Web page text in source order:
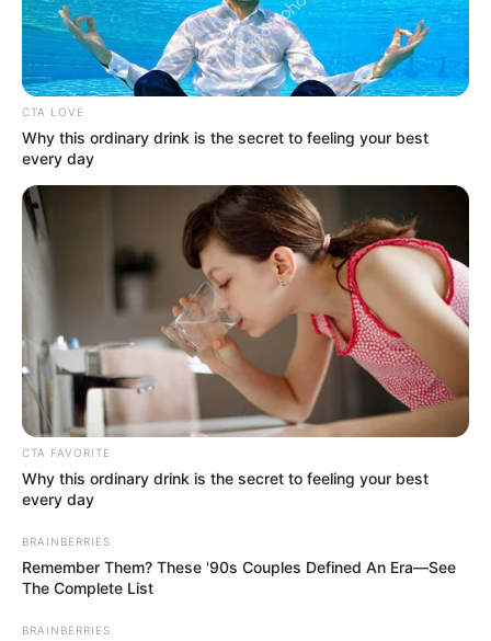
CTA LOVE
Why this ordinary drink is the secret to feeling your best
every day
CTA FAVORITE
Why this ordinary drink is the secret to feeling your best
every day
BRAINBERRIES
Remember Them? These '90s Couples Defined An Era—See
The Complete List
BRAINBERRIES